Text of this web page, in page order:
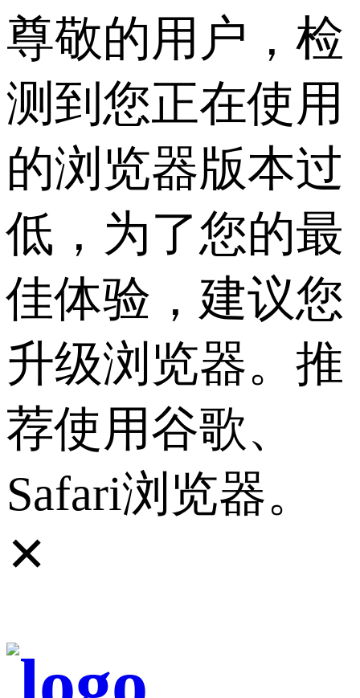
尊敬的用户，检
测到您正在使用
的浏览器版本过
低，为了您的最
佳体验，建议您
升级浏览器。推
荐使用谷歌、
Safari浏览器。
✕